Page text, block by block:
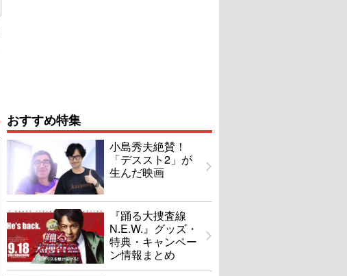
おすすめ特集
小島秀夫絶賛！
「デススト2」が
生んだ映画
『踊る大捜査線
N.E.W.』グッズ・
特典・キャンペー
ン情報まとめ